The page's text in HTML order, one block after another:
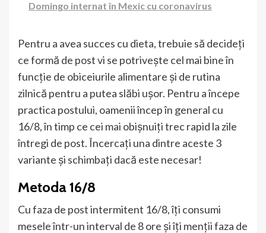
Domingo internat în Mexic cu coronavirus
Pentru a avea succes cu dieta, trebuie să decideți
ce formă de post vi se potrivește cel mai bine în
funcție de obiceiurile alimentare și de rutina
zilnică pentru a putea slăbi ușor. Pentru a începe
practica postului, oamenii încep în general cu
16/8, în timp ce cei mai obișnuiți trec rapid la zile
întregi de post.Încercați una dintre aceste 3
variante și schimbați dacă este necesar!
Metoda 16/8
Cu faza de post intermitent 16/8, îți consumi
mesele într-un interval de 8 ore și îți menții faza de